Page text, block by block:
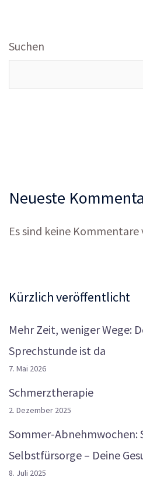
Suchen
Neueste
Es sind keine Kommentare
Kürzlich veröffentlicht
Mehr Zeit, weniger Wege:
Sprechstunde ist da
7. Mai 2026
Schmerztherapie
2. Dezember 2025
Sommer-Abnehmwochen:
Selbstfürsorge – Deine
8. Juli 2025